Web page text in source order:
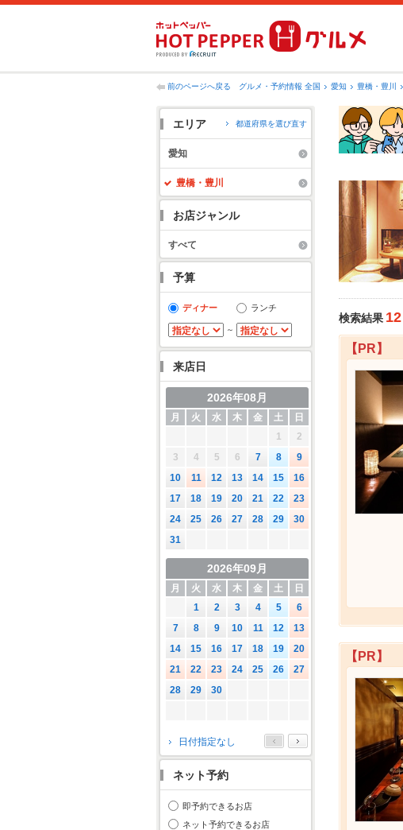
前のページへ戻る グルメ・予約情報 全国 愛知 豊橋・豊川
エリア 都道府県を選び直す
愛知
豊橋・豊川
お店ジャンル
すべて
予算
ディナー ランチ
～
来店日
2026年08月
月 火 水 木 金 土
日
1
2
3
4 5 6 7 8
9
10
11 12 13 14 15
16
17
18 19 20 21 22
23
24
25 26 27 28 29
30
31
2026年09月
月 火 水 木 金 土
日
1
2 3 4 5
6
7
8 9 10 11 12
13
14
15 16 17 18 19
20
21
22 23 24 25 26
27
28
29 30
2026年10月
月 火 水 木 金 土
日
5
12
14 15 16
日付指定なし
ネット予約
即予約できるお店
ネット予約できるお店
検索結果 12
【PR】
【PR】